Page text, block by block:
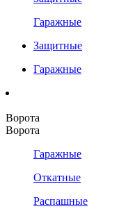
Гаражные
Защитные
Гаражные
Ворота
Ворота
Гаражные
Откатные
Распашные